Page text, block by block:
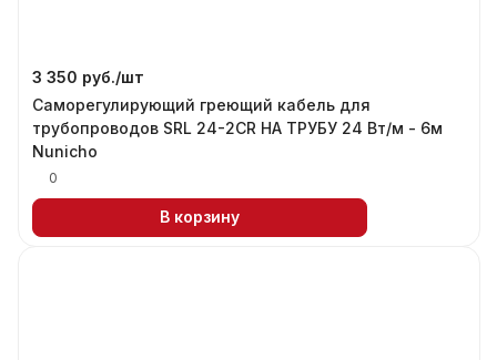
3 350 руб./шт
Саморегулирующий греющий кабель для
трубопроводов SRL 24-2CR НА ТРУБУ 24 Вт/м - 6м
Nunicho
0
В корзину